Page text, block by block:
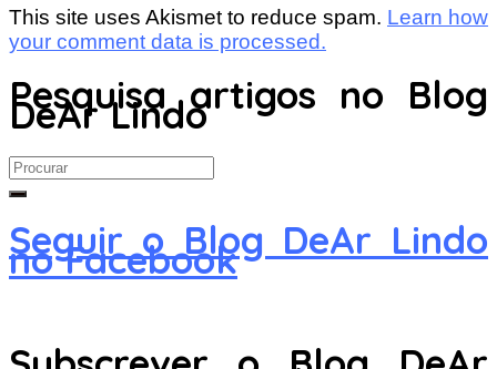
This site uses Akismet to reduce spam. Learn how
your comment data is processed.
Pesquisa artigos no Blog
DeAr Lindo
Search
for:
Seguir o Blog DeAr Lindo
no Facebook